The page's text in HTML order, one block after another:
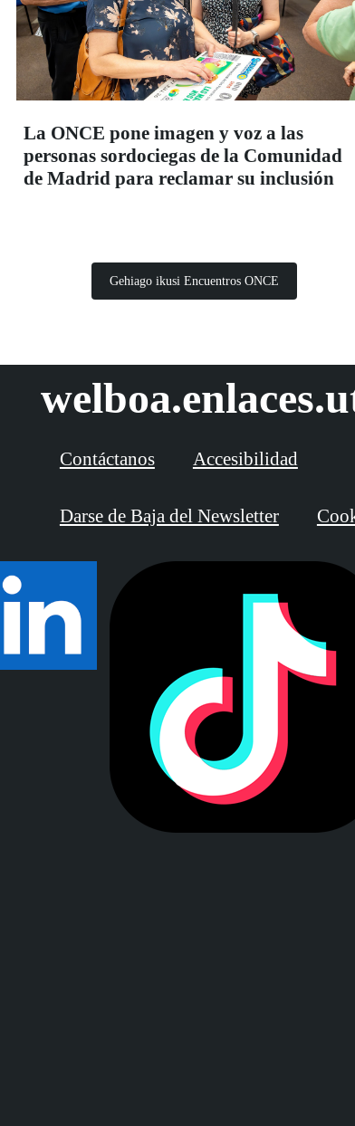
La ONCE pone imagen y voz a las
personas sordociegas de la Comunidad
de Madrid para reclamar su inclusión
Gehiago ikusi Encuentros ONCE
Contáctanos Accesibilidad
Darse de Baja del Newsletter